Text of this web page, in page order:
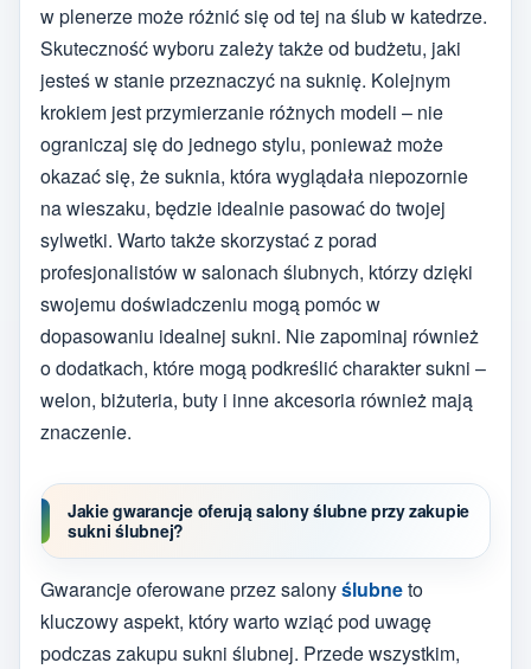
w plenerze może różnić się od tej na ślub w katedrze.
Skuteczność wyboru zależy także od budżetu, jaki
jesteś w stanie przeznaczyć na suknię. Kolejnym
krokiem jest przymierzanie różnych modeli – nie
ograniczaj się do jednego stylu, ponieważ może
okazać się, że suknia, która wyglądała niepozornie
na wieszaku, będzie idealnie pasować do twojej
sylwetki. Warto także skorzystać z porad
profesjonalistów w salonach ślubnych, którzy dzięki
swojemu doświadczeniu mogą pomóc w
dopasowaniu idealnej sukni. Nie zapominaj również
o dodatkach, które mogą podkreślić charakter sukni –
welon, biżuteria, buty i inne akcesoria również mają
znaczenie.
Jakie gwarancje oferują salony ślubne przy zakupie
sukni ślubnej?
Gwarancje oferowane przez salonyślubneto
kluczowy aspekt, który warto wziąć pod uwagę
podczas zakupu sukni ślubnej. Przede wszystkim,